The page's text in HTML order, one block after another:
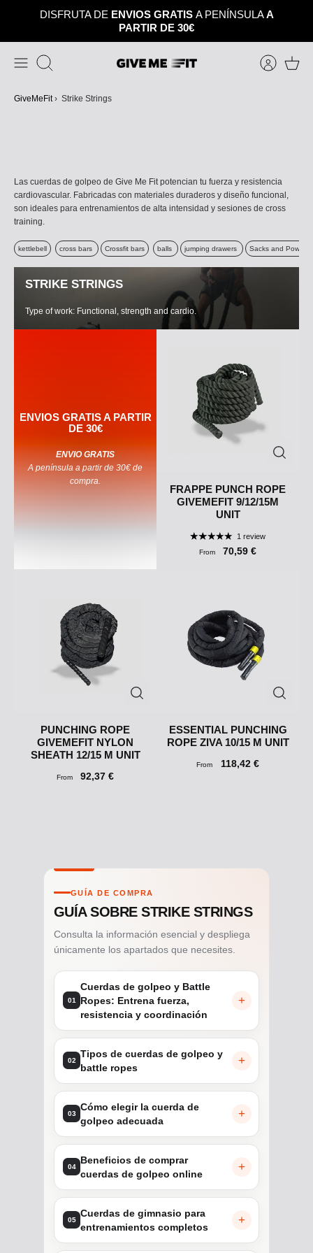
DISFRUTA DE ENVIOS GRATIS A PENÍNSULAA
PARTIR DE 30€
Search
GiveMeFit › Strike Strings
Las cuerdas de golpeo de Give Me Fit potencian tu fuerza y resistencia
cardiovascular. Fabricadas con materiales duraderos y diseño funcional,
son ideales para entrenamientos de alta intensidad y sesiones de cross
training.
kettlebell cross bars Crossfit bars balls jumping drawers Sacks and Power
STRIKE STRINGS
Type of work: Functional, strength and cardio.
ENVIOS GRATIS A PARTIR
DE 30€
ENVIO GRATIS
A península a partir de 30€ de
compra.
FRAPPE PUNCH ROPE
GIVEMEFIT 9/12/15M
UNIT
1 review
From 70,59 €
PUNCHING ROPE
GIVEMEFIT NYLON
SHEATH 12/15 M UNIT
From 92,37 €
ESSENTIAL PUNCHING
ROPE ZIVA 10/15 M UNIT
From 118,42 €
GUÍA DE COMPRA
GUÍA SOBRE STRIKE STRINGS
Consulta la información esencial y despliega
únicamente los apartados que necesites.
01
Cuerdas de golpeo y Battle
Ropes: Entrena fuerza,
resistencia y coordinación
02
Tipos de cuerdas de golpeo y
battle ropes
03
Cómo elegir la cuerda de
golpeo adecuada
04
Beneficios de comprar
cuerdas de golpeo online
05
Cuerdas de gimnasio para
entrenamientos completos